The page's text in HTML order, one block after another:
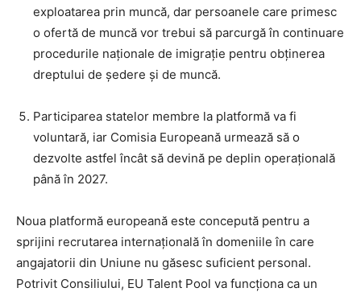
exploatarea prin muncă, dar persoanele care primesc
o ofertă de muncă vor trebui să parcurgă în continuare
procedurile naționale de imigrație pentru obținerea
dreptului de ședere și de muncă.
Participarea statelor membre la platformă va fi
voluntară, iar Comisia Europeană urmează să o
dezvolte astfel încât să devină pe deplin operațională
până în 2027.
Noua platformă europeană este concepută pentru a
sprijini recrutarea internațională în domeniile în care
angajatorii din Uniune nu găsesc suficient personal.
Potrivit Consiliului, EU Talent Pool va funcționa ca un